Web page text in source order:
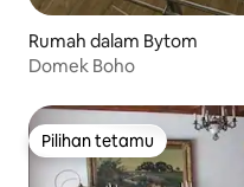
Rumah dalam Bytom
Domek Boho
Pilihan tetamu
Pilihan tetamu